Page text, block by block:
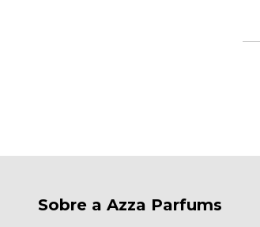
Sobre a Azza Parfums